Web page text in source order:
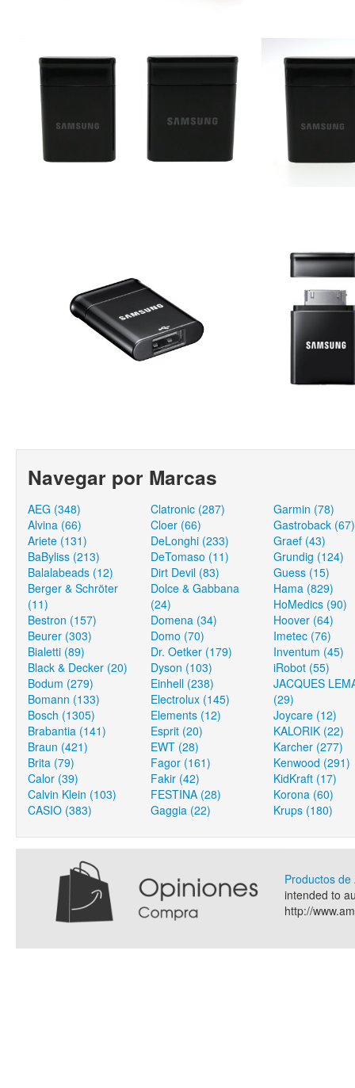
Navegar por Marcas
AEG (348)
Alvina (66)
Ariete (131)
BaByliss (213)
Balalabeads (12)
Berger & Schröter
(11)
Bestron (157)
Beurer (303)
Bialetti (89)
Black & Decker (20)
Bodum (279)
Bomann (133)
Bosch (1305)
Brabantia (141)
Braun (421)
Brita (79)
Calor (39)
Calvin Klein (103)
CASIO (383)
Clatronic (287)
Cloer (66)
DeLonghi (233)
DeTomaso (11)
Dirt Devil (83)
Dolce & Gabbana
(24)
Domena (34)
Domo (70)
Dr. Oetker (179)
Dyson (103)
Einhell (238)
Electrolux (145)
Elements (12)
Esprit (20)
EWT (28)
Fagor (161)
Fakir (42)
FESTINA (28)
Gaggia (22)
Garmin (78)
Gastroback (67)
Graef (43)
Grundig (124)
Guess (15)
Hama (829)
HoMedics (90)
Hoover (64)
Imetec (76)
Inventum (45)
iRobot (55)
JACQUES
(29)
Joycare (12)
KALORIK (22)
Karcher (277)
Kenwood (291)
KidKraft (17)
Korona (60)
Krups (180)
Productos
intended to
http://